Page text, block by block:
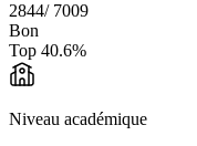
2844/ 7009
Bon
Top 40.6%
Niveau académique